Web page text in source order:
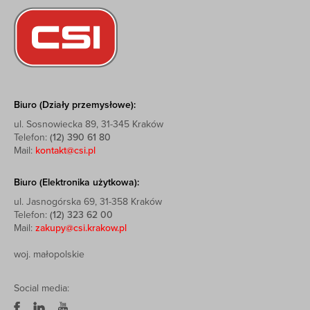
Biuro (Działy przemysłowe):
ul. Sosnowiecka 89, 31-345 Kraków
Telefon: (12) 390 61 80
Mail: kontakt@csi.pl
Biuro (Elektronika użytkowa):
ul. Jasnogórska 69, 31-358 Kraków
Telefon: (12) 323 62 00
Mail: zakupy@csi.krakow.pl
woj. małopolskie
Social media: